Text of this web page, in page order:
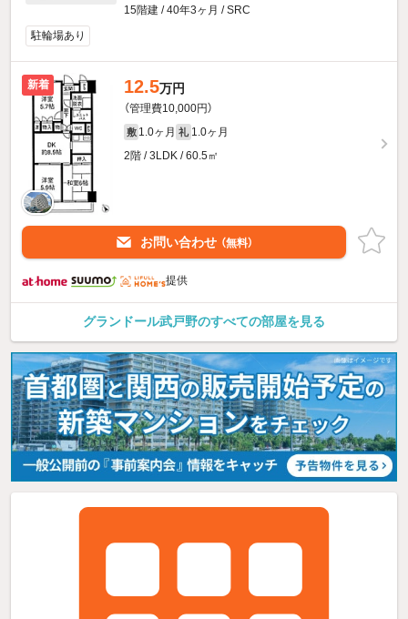
15階建 / 40年3ヶ月 / SRC
駐輪場あり
新着 12.5万円
（管理費10,000円）
敷 1.0ヶ月 礼 1.0ヶ月
2階 / 3LDK / 60.5㎡
お問い合わせ （無料）
提供
グランドール武戸野のすべての部屋を見る